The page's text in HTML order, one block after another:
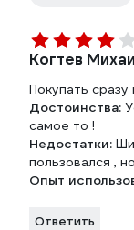
Когтев
Покупать
Достоинства:
самое то !
Недостатки:
пользовался ,
Опыт
Ответить